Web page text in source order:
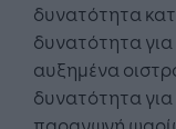
δυνατότητα
δυνατότητα
αυξημένα
δυνατότητα